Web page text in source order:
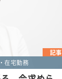
記事
在宅勤務